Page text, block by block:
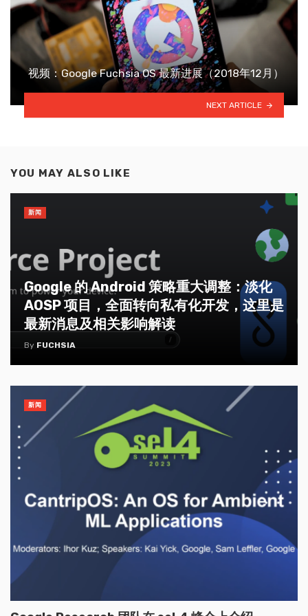
视频：Google Fuchsia OS 最新进展（2018年12月）
NEXT ARTICLE
YOU MAY ALSO LIKE
Google 的 Android 策略重大调整：淡化
AOSP 项目，全面转向私有化开发，这里是
最新消息及相关影响解读
By FUCHSIA
新闻
新闻